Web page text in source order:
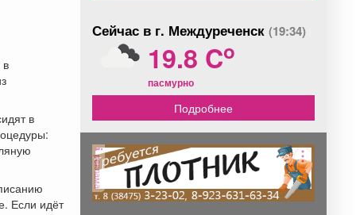
в
в
Если идёт
Сейчас в г. Междуреченск (19:34)
19.8 Co
пасмурно
Подробнее
реклама